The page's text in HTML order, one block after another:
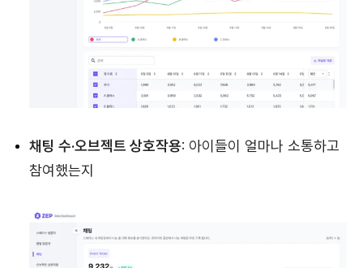
채팅 수·오브젝트 상호작용: 아이들이 얼마나 소통하고
참여했는지